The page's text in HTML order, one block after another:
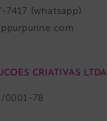
7417 (whatsapp)
CRIATIVAS LTDA
0001-78